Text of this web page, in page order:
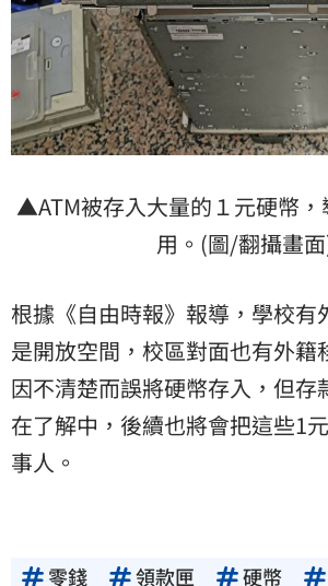
▲ATM被存入大量的１元硬幣
用。(圖/翻攝畫
根據《自由時報》報導，學校有
是開放空間，校區對面也有外籍
因不清楚而誤將硬幣存入，但存
在了解中，後續也將會把這些1
事人。
零錢 領款匣 硬幣